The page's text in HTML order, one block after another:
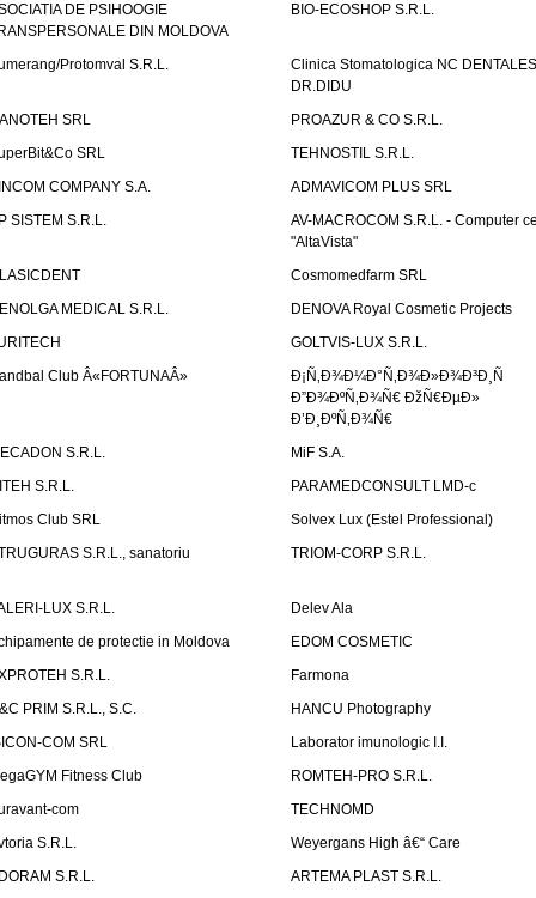
DE PSIHOOGIE
DIN MOLDOVA
BIO-ECOSHOP S.R.L.
Protomval S.R.L.
Clinica Stomatologica NC DENTALES
DR.DIDU
SRL
PROAZUR & CO S.R.L.
SRL
TEHNOSTIL S.R.L.
COMPANY S.A.
ADMAVICOM PLUS SRL
SISTEM S.R.L.
AV-MACROCOM S.R.L. - Computer
"AltaVista"
Cosmomedfarm SRL
MEDICAL S.R.L.
DENOVA Royal Cosmetic Projects
GOLTVIS-LUX S.R.L.
Club Â«FORTUNAÂ»
Ð¡Ñ‚Ð¾Ð¼Ð°Ñ‚Ð¾Ð»Ð¾Ð³Ð¸Ñ
Ð”Ð¾ÐºÑ‚Ð¾Ñ€ ÐžÑ€ÐµÐ»
Ð’Ð¸ÐºÑ‚Ð¾Ñ€
S.R.L.
MiF S.A.
S.R.L.
PARAMEDCONSULT LMD-c
Club SRL
Solvex Lux (Estel Professional)
S.R.L., sanatoriu
TRIOM-CORP S.R.L.
LUX S.R.L.
Delev Ala
de protectie in Moldova
EDOM COSMETIC
S.R.L.
Farmona
PRIM S.R.L., S.C.
HANCU Photography
COM SRL
Laborator imunologic I.I.
Fitness Club
ROMTEH-PRO S.R.L.
com
TECHNOMD
S.R.L.
Weyergans High â€“ Care
S.R.L.
ARTEMA PLAST S.R.L.